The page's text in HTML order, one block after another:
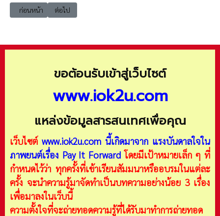
เนื้อหาก่อนหน้า: ai-006 ประโยชน์ของผู้ที่มีความรู้ในงานปัญญาประดิษฐ์ (AI
ก่อนหน้า เนื้อหาถัดไป: ai-008 ความยุ่งยากและซับซ้อนในการดำเนิน
ต่อไป
ขอต้อนรับเข้าสู่เว็บไซต์
www.iok2u.com
แหล่งข้อมูลสารสนเทศเพื่อคุณ
เว็บไซต์ www.iok2u.com นี้เกิดมาจาก แรงบันดาลใจใน
ภาพยนต์เรื่อง Pay It Forward โดยมีเป้าหมายเล็ก ๆ ที่
กำหนดไว้ว่า ทุกครั้งที่เข้าเรียนสัมมนาหรืออบรมในแต่ละ
ครั้ง จะนำความรู้มาจัดทำเป็นบทความอย่างน้อย 3 เรื่อง
เพื่อมาลงในเว็บนี้
ความตั้งใจที่จะถ่ายทอดความรู้ที่ได้รับมาทำการถ่ายทอด